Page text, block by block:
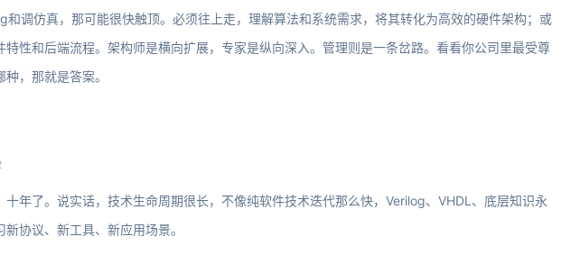
和调仿真，那可能很快触顶。必须往上走，理解算法和系统需求，将其转化为高效的硬件架构；或
特性和后端流程。架构师是横向扩展，专家是纵向深入。管理则是一条岔路。看看你公司里最受尊
，那就是答案。
十年了。说实话，技术生命周期很长，不像纯软件技术迭代那么快，Verilog、VHDL、底层知识永
协议、新工具、新应用场景。